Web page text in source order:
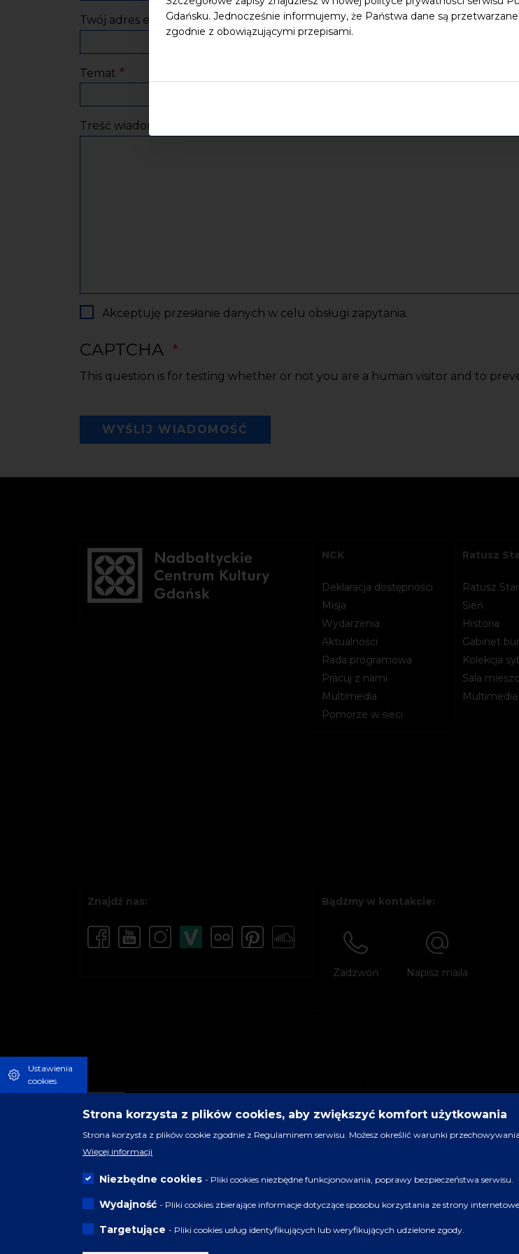
Gdańsku. Jednocześnie informujemy, że Państwa dane są
zgodnie z obowiązującymi przepisami.
Twój adres e-mail
Temat
Treść wiadomości
Akceptuję przesłanie danych w celu obsługi zapytania.
CAPTCHA
This question is for testing whether or not you are a human visitor and to
WYŚLIJ WIADOMOŚĆ
NCK
Deklaracja dostępności
Misja
Wydarzenia
Aktualności
Rada programowa
Pracuj z nami
Multimedia
Pomorze w sieci
Ratusz
Ratusz
Sień
Historia
Gabinet
Kolekcja
Sala
Multimedia
Znajdź nas: Bądźmy w kontakcie:
Zadzwoń Napisz maila
Ustawienia
cookies
Strona korzysta z plików cookies, aby zwiększyć komfort użytkowania
Strona korzysta z plików cookie zgodnie z Regulaminem serwisu. Możesz określić warunki
Więcej informacji
Niezbędne cookies - Pliki cookies niezbędne funkcjonowania, poprawy bezpieczeństwa serwisu.
Wydajność - Pliki cookies zbierające informacje dotyczące sposobu korzystania ze strony
Targetujące - Pliki cookies usług identyfikujących lub weryfikujących udzielone zgody.